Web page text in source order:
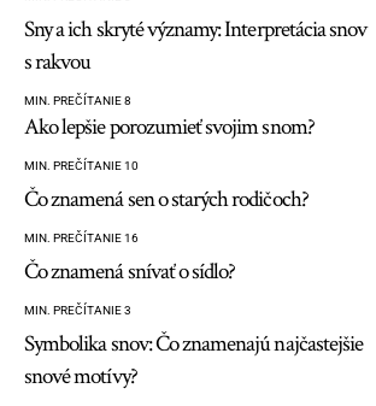
Sny a ich skryté významy: Interpretácia snov
s rakvou
MIN. PREČÍTANIE 8
Ako lepšie porozumieť svojim snom?
MIN. PREČÍTANIE 10
Čo znamená sen o starých rodičoch?
MIN. PREČÍTANIE 16
Čo znamená snívať o sídlo?
MIN. PREČÍTANIE 3
Symbolika snov: Čo znamenajú najčastejšie
snové motívy?